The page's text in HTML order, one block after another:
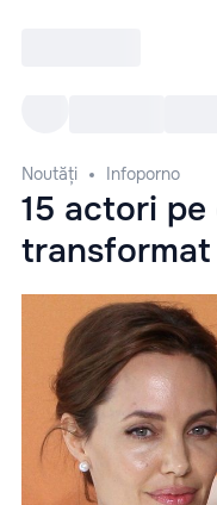
Noutăți Infoporno
15 actori